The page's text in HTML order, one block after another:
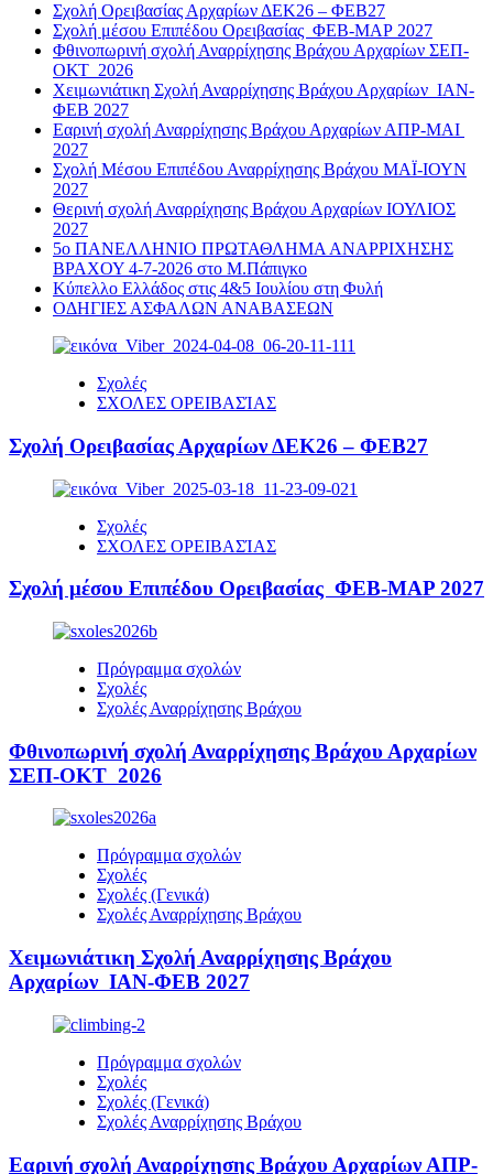
Σχολή Ορειβασίας Αρχαρίων ΔΕΚ26 – ΦΕΒ27
Σχολή μέσου Επιπέδου Ορειβασίας ΦΕΒ-ΜΑΡ 2027
Φθινοπωρινή σχολή Αναρρίχησης Βράχου Αρχαρίων ΣΕΠ-
ΟΚΤ 2026
Χειμωνιάτικη Σχολή Αναρρίχησης Βράχου Αρχαρίων ΙΑΝ-
ΦΕΒ 2027
Εαρινή σχολή Αναρρίχησης Βράχου Αρχαρίων ΑΠΡ-ΜΑΙ
2027
Σχολή Μέσου Επιπέδου Αναρρίχησης Βράχου ΜΑΪ-ΙΟΥΝ
2027
Θερινή σχολή Αναρρίχησης Βράχου Αρχαρίων ΙΟΥΛΙΟΣ
2027
5ο ΠΑΝΕΛΛΗΝΙΟ ΠΡΩΤΑΘΛΗΜΑ ΑΝΑΡΡΙΧΗΣΗΣ
ΒΡΑΧΟΥ 4-7-2026 στο Μ.Πάπιγκο
Κύπελλο Ελλάδος στις 4&5 Ιουλίου στη Φυλή
ΟΔΗΓΙΕΣ ΑΣΦΑΛΩΝ ΑΝΑΒΑΣΕΩΝ
Σχολές
ΣΧΟΛΕΣ ΟΡΕΙΒΑΣΊΑΣ
Σχολή Ορειβασίας Αρχαρίων ΔΕΚ26 – ΦΕΒ27
Σχολές
ΣΧΟΛΕΣ ΟΡΕΙΒΑΣΊΑΣ
Σχολή μέσου Επιπέδου Ορειβασίας ΦΕΒ-ΜΑΡ 2027
Πρόγραμμα σχολών
Σχολές
Σχολές Αναρρίχησης Βράχου
Φθινοπωρινή σχολή Αναρρίχησης Βράχου Αρχαρίων
ΣΕΠ-ΟΚΤ 2026
Πρόγραμμα σχολών
Σχολές
Σχολές (Γενικά)
Σχολές Αναρρίχησης Βράχου
Χειμωνιάτικη Σχολή Αναρρίχησης Βράχου
Αρχαρίων ΙΑΝ-ΦΕΒ 2027
Πρόγραμμα σχολών
Σχολές
Σχολές (Γενικά)
Σχολές Αναρρίχησης Βράχου
Εαρινή σχολή Αναρρίχησης Βράχου Αρχαρίων ΑΠΡ-